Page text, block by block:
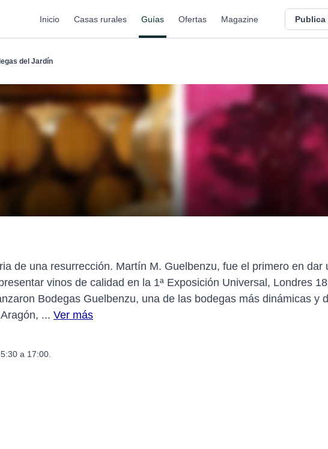
Inicio Casas rurales Guías Ofertas Magazine
del Jardín
de una resurrección. Martín M. Guelbenzu, fue el primero en dar
vinos de calidad en la 1ª Exposición Universal, Londres
Bodegas Guelbenzu, una de las bodegas más dinámicas y
... Ver más
a 17:00.